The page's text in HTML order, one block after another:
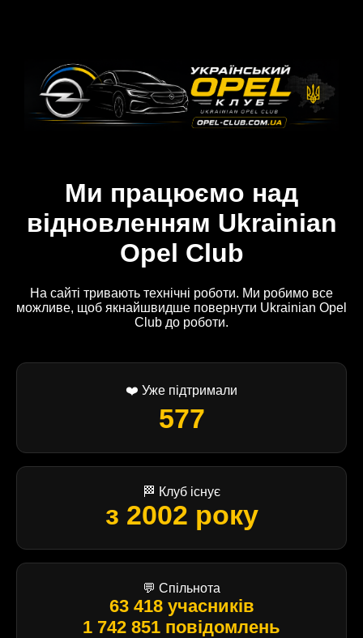
Ми працюємо над
відновленням Ukrainian
Opel Club
На сайті тривають технічні роботи. Ми робимо все
можливе, щоб якнайшвидше повернути Ukrainian Opel
Club до роботи.
❤️ Уже підтримали
577
🏁 Клуб існує
з 2002 року
💬 Спільнота
63 418 учасників
1 742 851 повідомлень